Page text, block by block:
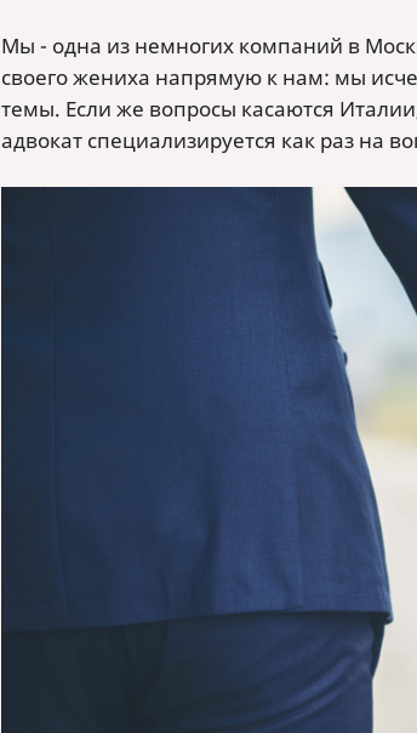
Мы - одна из немногих компаний в
своего жениха напрямую к нам: мы
темы. Если же вопросы касаются
адвокат специализируется как раз на